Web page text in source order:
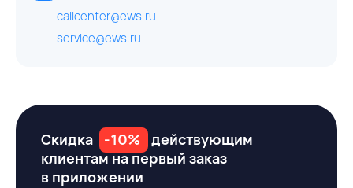
callcenter@ews.ru
service@ews.ru
Скидка -10%
действующим
клиентам на первый заказ
в приложении